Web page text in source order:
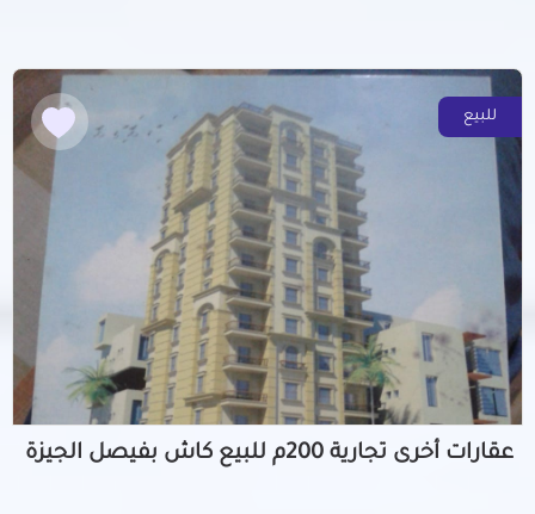
للبيع
عقارات أخرى تجارية 200م للبيع كاش بفيصل الجيزة